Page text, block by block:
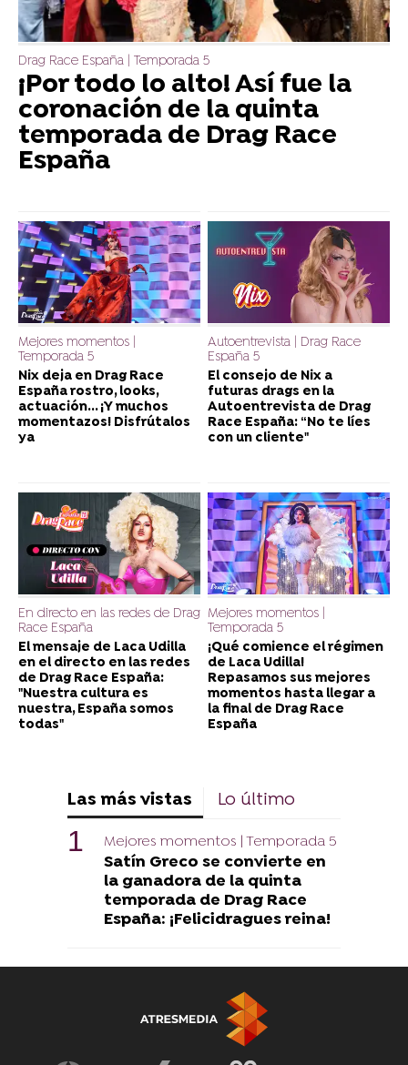
Drag Race España | Temporada 5
¡Por todo lo alto! Así fue la
coronación de la quinta
temporada de Drag Race
España
Mejores momentos |
Temporada 5
Nix deja en Drag Race
España rostro, looks,
actuación... ¡Y muchos
momentazos! Disfrútalos
ya
Autoentrevista | Drag Race
España 5
El consejo de Nix a
futuras drags en la
Autoentrevista de Drag
Race España: “No te líes
con un cliente"
En directo en las redes de Drag
Race España
El mensaje de Laca Udilla
en el directo en las redes
de Drag Race España:
"Nuestra cultura es
nuestra, España somos
todas"
Mejores momentos |
Temporada 5
¡Qué comience el régimen
de Laca Udilla!
Repasamos sus mejores
momentos hasta llegar a
la final de Drag Race
España
Las más vistas Lo último
Mejores momentos | Temporada 5
Satín Greco se convierte en
la ganadora de la quinta
temporada de Drag Race
España: ¡Felicidragues reina!